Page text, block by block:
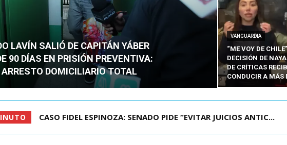
LAVÍN SALIÓ DE CAPITÁN YÁBER
90 DÍAS EN PRISIÓN PREVENTIVA:
DOMICILIARIO TOTAL
VANGUARDIA
“ME VOY DE
DECISIÓN DE
DE CRÍTICAS
CONDUCIR A MÁS
CASO FIDEL ESPINOZA: SENADO PIDE “EVITAR JUICIOS ANTIC...
TC ADMITE A TRÁMITE Y DECLARA ADMISIBLES LOS TRES REQU...